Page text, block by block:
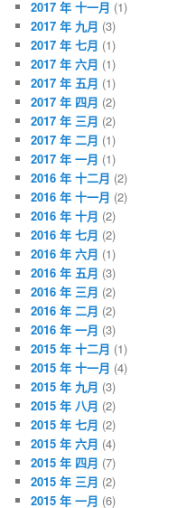
2017 年 十一月 (1)
2017 年 九月 (3)
2017 年 七月 (1)
2017 年 六月 (1)
2017 年 五月 (1)
2017 年 四月 (2)
2017 年 三月 (2)
2017 年 二月 (1)
2017 年 一月 (1)
2016 年 十二月 (2)
2016 年 十一月 (2)
2016 年 十月 (2)
2016 年 七月 (2)
2016 年 六月 (1)
2016 年 五月 (3)
2016 年 三月 (2)
2016 年 二月 (2)
2016 年 一月 (3)
2015 年 十二月 (1)
2015 年 十一月 (4)
2015 年 九月 (3)
2015 年 八月 (2)
2015 年 七月 (2)
2015 年 六月 (4)
2015 年 四月 (7)
2015 年 三月 (2)
2015 年 一月 (6)